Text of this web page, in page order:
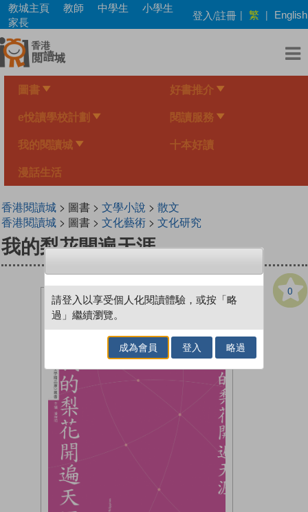
Skip
main
content
教城主頁 教師 中學生
小學生
家長
登入/註冊 | 繁 | English
圖書 好書推介
e悅讀學校計劃 閱讀服務
我的閱讀城 十本好讀
漫話生活
香港閱讀城> 圖書 > 文學小說 > 散文
香港閱讀城> 圖書 > 文化藝術> 文化研究
我的梨花開遍天涯
0
請登入以享受個人化閱讀體驗，或按「略
過」繼續瀏覽。
成為會員 登入 略過